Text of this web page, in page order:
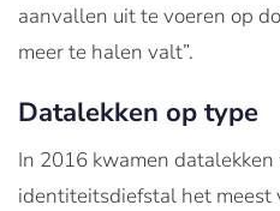
aanvallen uit te voeren op
meer te halen valt”.
Datalekken op type
In 2016 kwamen
identiteitsdiefstal het meest